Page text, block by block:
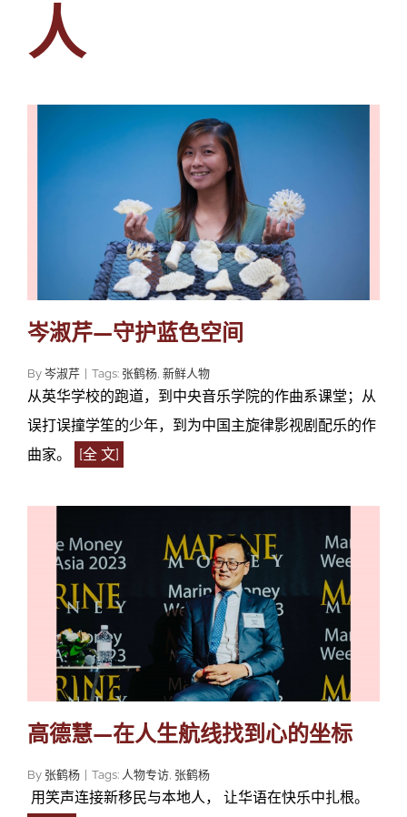
人
岑淑芹—守护蓝色空间
By 岑淑芹 Tags: 张鹤杨, 新鲜人物
从英华学校的跑道，到中央音乐学院的作曲系课堂；从
误打误撞学笙的少年，到为中国主旋律影视剧配乐的作
曲家。
[全 文]
高德慧—在人生航线找到心的坐标
By 张鹤杨 Tags: 人物专访, 张鹤杨
用笑声连接新移民与本地人， 让华语在快乐中扎根。